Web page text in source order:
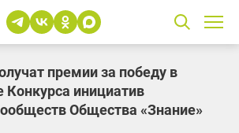
премии за победу в
Конкурса инициатив
Общества «Знание»